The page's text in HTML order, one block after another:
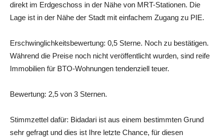
direkt im Erdgeschoss in der Nähe von MRT-Stationen. Die
Lage ist in der Nähe der Stadt mit einfachem Zugang zu PIE.
Erschwinglichkeitsbewertung: 0,5 Sterne. Noch zu bestätigen.
Während die Preise noch nicht veröffentlicht wurden, sind reife
Immobilien für BTO-Wohnungen tendenziell teuer.
Bewertung: 2,5 von 3 Sternen.
Stimmzettel dafür: Bidadari ist aus einem bestimmten Grund
sehr gefragt und dies ist Ihre letzte Chance, für diesen